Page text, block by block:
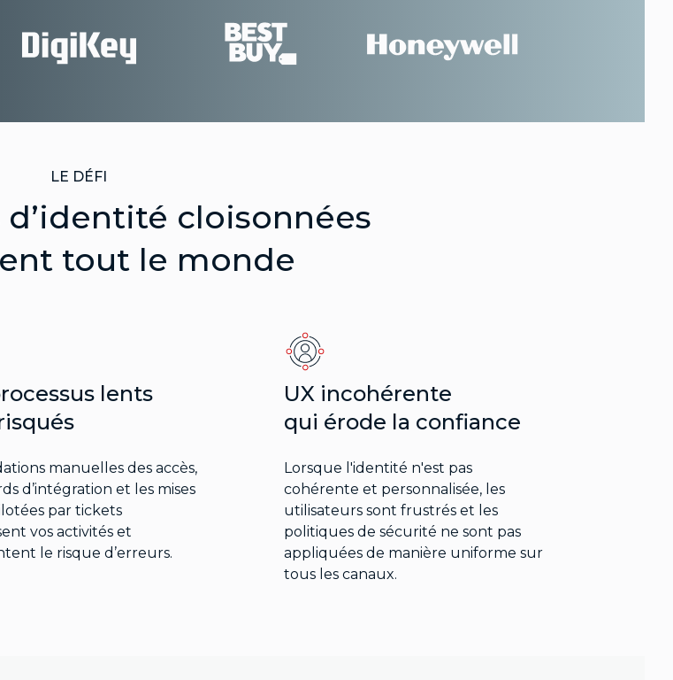
LE DÉFI
d’identité cloisonnées
tout le monde
lents
manuelles des accès,
d’intégration et les mises
par tickets
vos activités et
le risque d’erreurs.
UX incohérente
qui érode la confiance
Lorsque l'identité n'est pas
cohérente et personnalisée, les
utilisateurs sont frustrés et les
politiques de sécurité ne sont pas
appliquées de manière uniforme sur
tous les canaux.